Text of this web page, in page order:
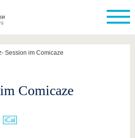
Session im Comicaze
Comicaze
iCal